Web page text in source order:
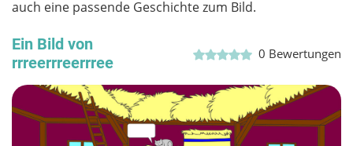
auch eine passende Geschichte zum Bild.
Ein Bild von
rrreerrreerrree
0 Bewertungen